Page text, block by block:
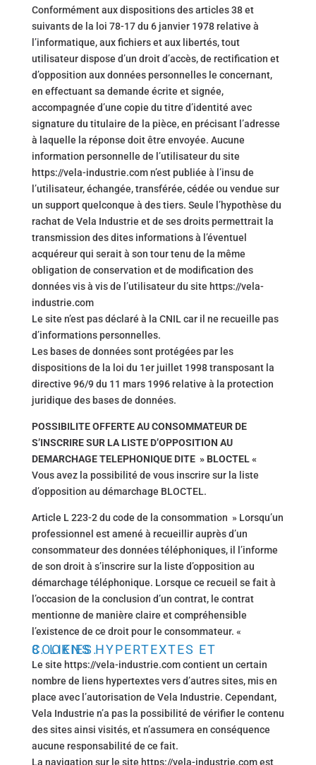
Conformément aux dispositions des articles 38 et
suivants de la loi 78-17 du 6 janvier 1978 relative à
l’informatique, aux fichiers et aux libertés, tout
utilisateur dispose d’un droit d’accès, de rectification et
d’opposition aux données personnelles le concernant,
en effectuant sa demande écrite et signée,
accompagnée d’une copie du titre d’identité avec
signature du titulaire de la pièce, en précisant l’adresse
à laquelle la réponse doit être envoyée. Aucune
information personnelle de l’utilisateur du site
https://vela-industrie.com n’est publiée à l’insu de
l’utilisateur, échangée, transférée, cédée ou vendue sur
un support quelconque à des tiers. Seule l’hypothèse du
rachat de Vela Industrie et de ses droits permettrait la
transmission des dites informations à l’éventuel
acquéreur qui serait à son tour tenu de la même
obligation de conservation et de modification des
données vis à vis de l’utilisateur du site https://vela-
industrie.com
Le site n’est pas déclaré à la CNIL car il ne recueille pas
d’informations personnelles.
Les bases de données sont protégées par les
dispositions de la loi du 1er juillet 1998 transposant la
directive 96/9 du 11 mars 1996 relative à la protection
juridique des bases de données.
POSSIBILITE OFFERTE AU CONSOMMATEUR DE
S’INSCRIRE SUR LA LISTE D’OPPOSITION AU
DEMARCHAGE TELEPHONIQUE DITE » BLOCTEL «
Vous avez la possibilité de vous inscrire sur la liste
d’opposition au démarchage BLOCTEL.
Article L 223-2 du code de la consommation » Lorsqu’un
professionnel est amené à recueillir auprès d’un
consommateur des données téléphoniques, il l’informe
de son droit à s’inscrire sur la liste d’opposition au
démarchage téléphonique. Lorsque ce recueil se fait à
l’occasion de la conclusion d’un contrat, le contrat
mentionne de manière claire et compréhensible
l’existence de ce droit pour le consommateur. «
8. LIENS HYPERTEXTES ET COOKIES.
Le site https://vela-industrie.com contient un certain
nombre de liens hypertextes vers d’autres sites, mis en
place avec l’autorisation de Vela Industrie. Cependant,
Vela Industrie n’a pas la possibilité de vérifier le contenu
des sites ainsi visités, et n’assumera en conséquence
aucune responsabilité de ce fait.
La navigation sur le site https://vela-industrie.com est